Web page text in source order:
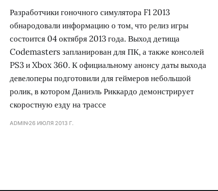
Разработчики гоночного симулятора F1 2013
обнародовали информацию о том, что релиз игры
состоится 04 октября 2013 года. Выход детища
Codemasters запланирован для ПК, а также консолей
PS3 и Xbox 360. К официальному анонсу даты выхода
девелоперы подготовили для геймеров небольшой
ролик, в котором Даниэль Риккардо демонстрирует
скоростную езду на трассе
ADMIN 26 ИЮЛЯ 2013 Г.